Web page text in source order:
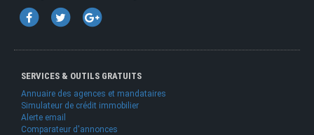
SERVICES & OUTILS GRATUITS
Annuaire des agences et mandataires
Simulateur de crédit immobilier
Alerte email
Comparateur d'annonces